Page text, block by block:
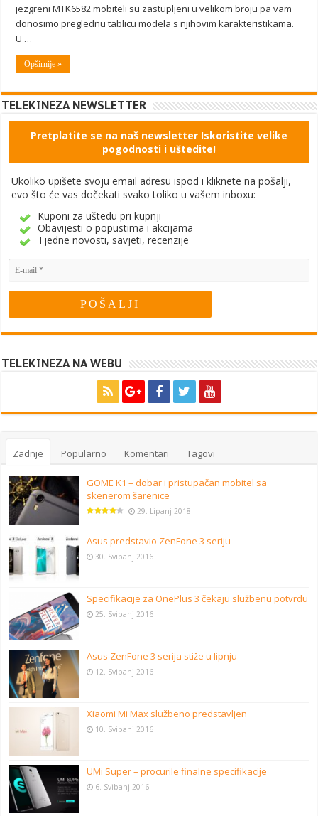
jezgreni MTK6582 mobiteli su zastupljeni u velikom broju pa vam
donosimo preglednu tablicu modela s njihovim karakteristikama.
U …
Opširnije »
TELEKINEZA NEWSLETTER
Pretplatite se na naš newsletter Iskoristite velike
pogodnosti i uštedite!
Ukoliko upišete svoju email adresu ispod i kliknete na pošalji,
evo što će vas dočekati svako toliko u vašem inboxu:
Kuponi za uštedu pri kupnji
Obavijesti o popustima i akcijama
Tjedne novosti, savjeti, recenzije
TELEKINEZA NA WEBU
Zadnje Popularno Komentari Tagovi
GOME K1 – dobar i pristupačan mobitel sa
skenerom šarenice
29. Lipanj 2018
Asus predstavio ZenFone 3 seriju
30. Svibanj 2016
Specifikacije za OnePlus 3 čekaju službenu potvrdu
25. Svibanj 2016
Asus ZenFone 3 serija stiže u lipnju
12. Svibanj 2016
Xiaomi Mi Max službeno predstavljen
10. Svibanj 2016
UMi Super – procurile finalne specifikacije
6. Svibanj 2016